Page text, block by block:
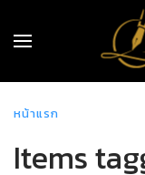
หน้าแรก
Items